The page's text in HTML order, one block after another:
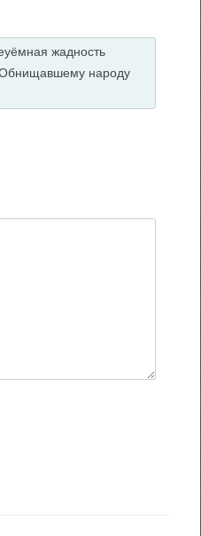
жадность
Обнищавшему народу